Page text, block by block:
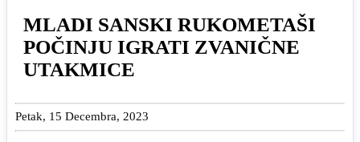
MLADI SANSKI RUKOMETAŠI
POČINJU IGRATI ZVANIČNE
UTAKMICE
Petak, 15 Decembra, 2023